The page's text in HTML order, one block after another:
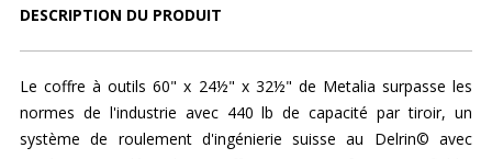
DESCRIPTION DU PRODUIT
Le coffre à outils 60" x 24½" x 32½" de Metalia surpasse les
normes de l'industrie avec 440 lb de capacité par tiroir, un
système de roulement d'ingénierie suisse au Delrin© avec